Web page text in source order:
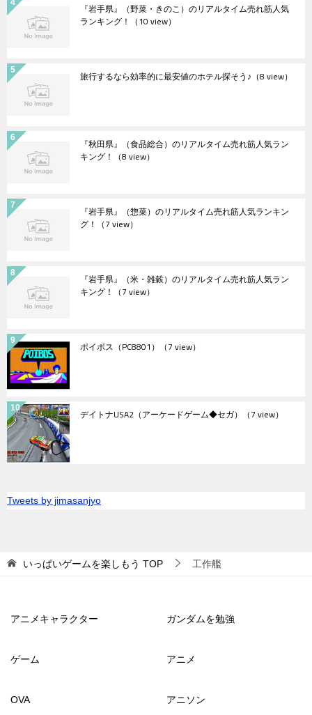
『岩手県』（野菜・きのこ）のリアルタイム売れ筋人気
ランキング！ （10 view）
旅行するなら効率的に最安値のホテル探そう♪ （8 view）
『秋田県』（食品総合）のリアルタイム売れ筋人気ラン
キング！ （8 view）
『岩手県』（惣菜）のリアルタイム売れ筋人気ランキン
グ！ （7 view）
『岩手県』（米・雑穀）のリアルタイム売れ筋人気ラン
キング！ （7 view）
ポイボス（PC8801） （7 view）
デイトナUSA2（アーケードゲーム◆セガ） （7 view）
Tweets by jimasanjyo
いっぱいゲームを楽しもう TOP 工作艦
アニメキャラクター ガンダムを勉強
ゲーム アニメ
OVA アニソン